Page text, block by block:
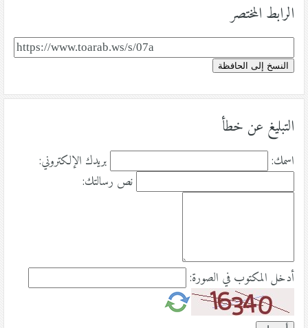
الرابط المختصر
النسخ إلى الحافظة
التبليغ عن خطأ
اسمك:
بريدك الإلكتروني:
نص رسالتك:
أدخل المكتوب في الصورة: